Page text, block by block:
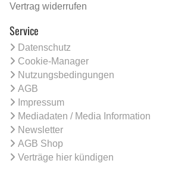
Vertrag widerrufen
Service
Datenschutz
Cookie-Manager
Nutzungsbedingungen
AGB
Impressum
Mediadaten / Media Information
Newsletter
AGB Shop
Verträge hier kündigen